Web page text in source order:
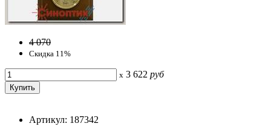
4 070
Скидка 11%
x 3 622 руб
Артикул: 187342